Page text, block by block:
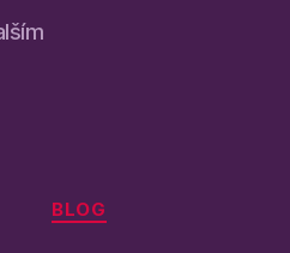
Rubriky
BLOG